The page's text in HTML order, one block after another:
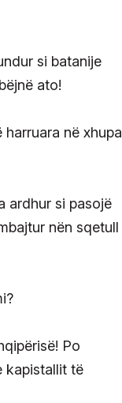
si batanije
ato!
në xhupa
ardhur si pasojë
nën sqetull
Po
kapistallit të